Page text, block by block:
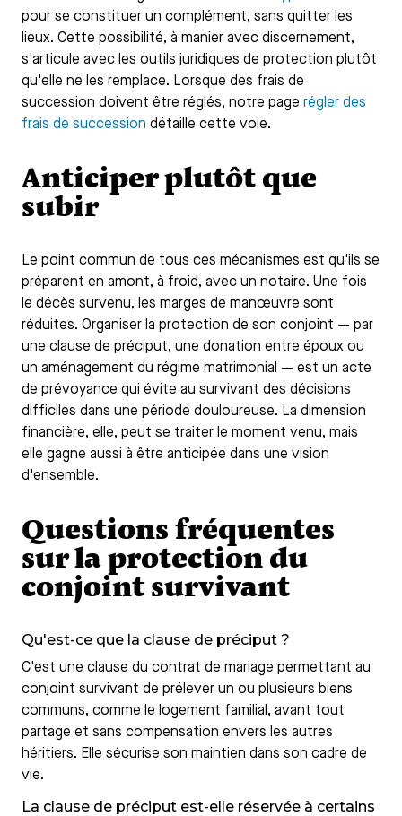
pour se constituer un complément, sans quitter les
lieux. Cette possibilité, à manier avec discernement,
s'articule avec les outils juridiques de protection plutôt
qu'elle ne les remplace. Lorsque des frais de
succession doivent être réglés, notre page régler des
frais de succession détaille cette voie.
Anticiper plutôt que
subir
Le point commun de tous ces mécanismes est qu'ils se
préparent en amont, à froid, avec un notaire. Une fois
le décès survenu, les marges de manœuvre sont
réduites. Organiser la protection de son conjoint — par
une clause de préciput, une donation entre époux ou
un aménagement du régime matrimonial — est un acte
de prévoyance qui évite au survivant des décisions
difficiles dans une période douloureuse. La dimension
financière, elle, peut se traiter le moment venu, mais
elle gagne aussi à être anticipée dans une vision
d'ensemble.
Questions fréquentes
sur la protection du
conjoint survivant
Qu'est-ce que la clause de préciput ?
C'est une clause du contrat de mariage permettant au
conjoint survivant de prélever un ou plusieurs biens
communs, comme le logement familial, avant tout
partage et sans compensation envers les autres
héritiers. Elle sécurise son maintien dans son cadre de
vie.
La clause de préciput est-elle réservée à certains